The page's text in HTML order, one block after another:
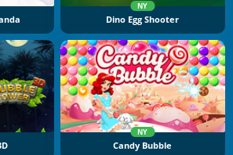
NY
Dino Egg Shooter
NY
Candy Bubble